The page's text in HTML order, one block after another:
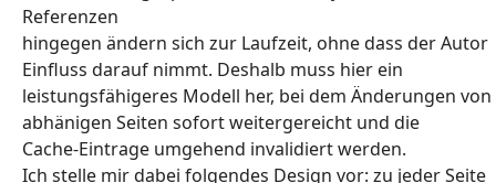
Referenzen
hingegen ändern sich zur Laufzeit, ohne dass der Autor
Einfluss darauf nimmt. Deshalb muss hier ein
leistungsfähigeres Modell her, bei dem Änderungen von
abhänigen Seiten sofort weitergereicht und die
Cache-Eintrage umgehend invalidiert werden.
Ich stelle mir dabei folgendes Design vor: zu jeder Seite